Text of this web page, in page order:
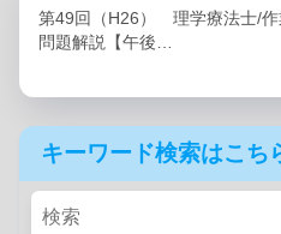
第49回（H26） 理学療法士/作
問題解説【午後…
キーワード検索はこち